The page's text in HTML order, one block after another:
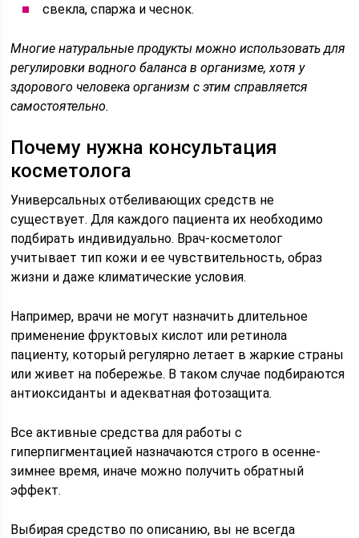
свекла, спаржа и чеснок.
Многие натуральные продукты можно использовать для
регулировки водного баланса в организме, хотя у
здорового человека организм с этим справляется
самостоятельно.
Почему нужна консультация
косметолога
Универсальных отбеливающих средств не
существует. Для каждого пациента их необходимо
подбирать индивидуально. Врач-косметолог
учитывает тип кожи и ее чувствительность, образ
жизни и даже климатические условия.
Например, врачи не могут назначить длительное
применение фруктовых кислот или ретинола
пациенту, который регулярно летает в жаркие страны
или живет на побережье. В таком случае подбираются
антиоксиданты и адекватная фотозащита.
Все активные средства для работы с
гиперпигментацией назначаются строго в осенне-
зимнее время, иначе можно получить обратный
эффект.
Выбирая средство по описанию, вы не всегда